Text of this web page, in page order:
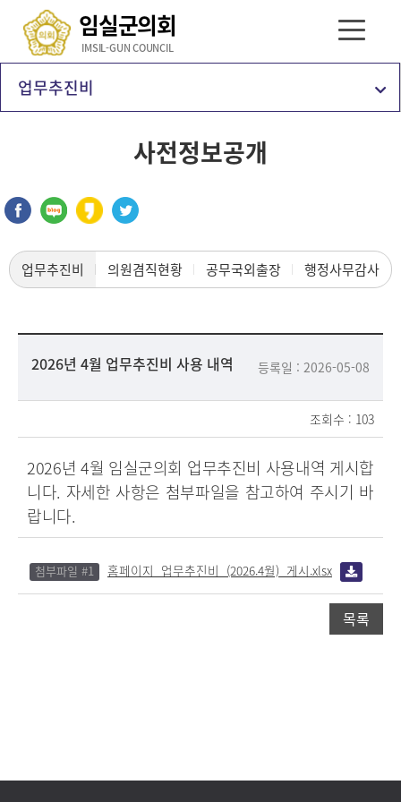
임실군의회
IMSIL-GUN COUNCIL
업무추진비
사전정보공개
업무추진비 의원겸직현황 공무국외출장 행정사무감사
2026년 4월 업무추진비 사용 내역 등록일 : 2026-05-08
조회수 : 103
2026년 4월 임실군의회 업무추진비 사용내역 게시합
니다. 자세한 사항은 첨부파일을 참고하여 주시기 바
랍니다.
첨부파일 #1 홈페이지_업무추진비_(2026.4월)_게시.xlsx
목록